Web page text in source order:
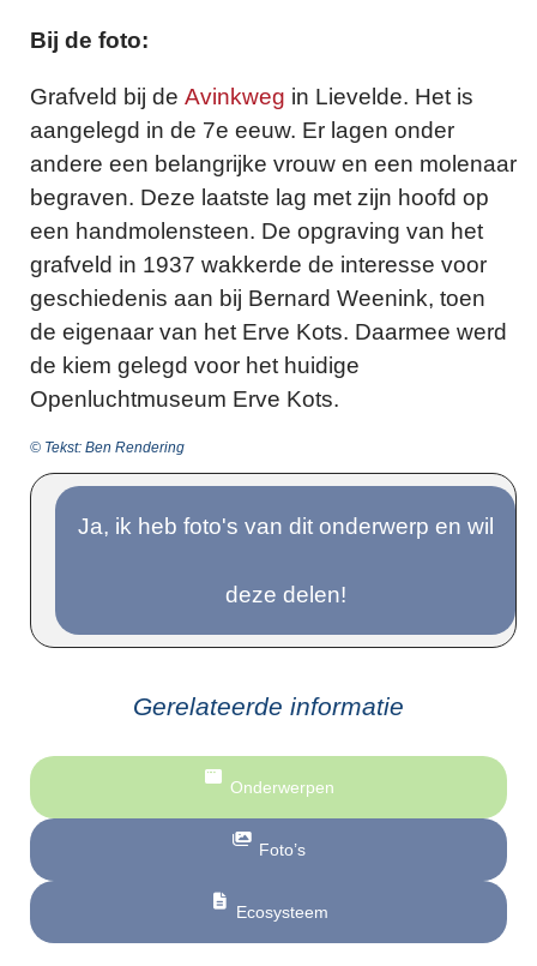
Bij de foto:
Grafveld bij de Avinkweg in Lievelde. Het is
aangelegd in de 7e eeuw. Er lagen onder
andere een belangrijke vrouw en een molenaar
begraven. Deze laatste lag met zijn hoofd op
een handmolensteen. De opgraving van het
grafveld in 1937 wakkerde de interesse voor
geschiedenis aan bij Bernard Weenink, toen
de eigenaar van het Erve Kots. Daarmee werd
de kiem gelegd voor het huidige
Openluchtmuseum Erve Kots.
© Tekst: Ben Rendering
Ja, ik heb foto's van dit onderwerp en wil
deze delen!
Gerelateerde informatie
Onderwerpen
Foto’s
Ecosysteem